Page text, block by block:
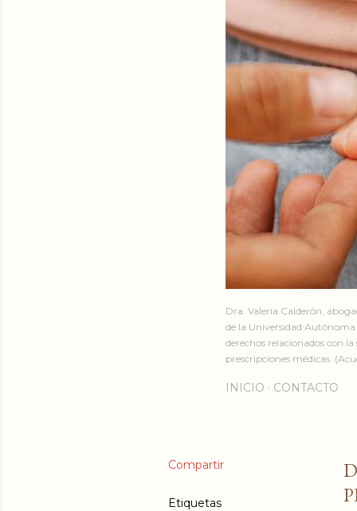
Dra. Valeria Calderón,
de la Universidad
derechos relacionados con
prescripciones médicas.
INICIO CONTACTO
Compartir
Etiquetas